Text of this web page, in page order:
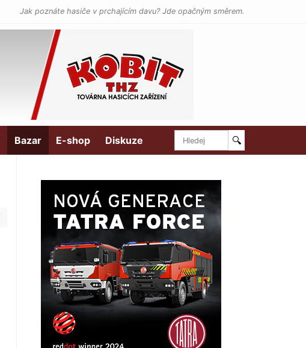
Jak poznáte hasiče v prchajícím davu? Jde opačným směrem.
Bazar E-shop Diskuze 🔍